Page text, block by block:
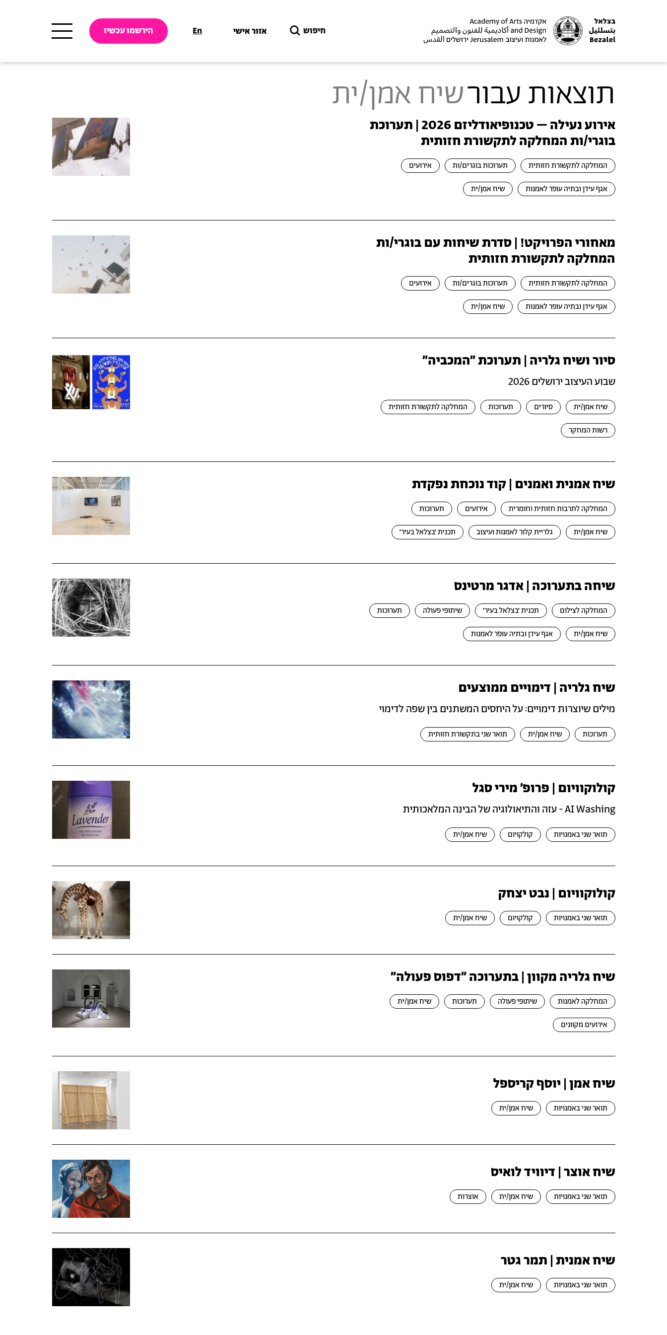
חיפוש אזור אישי En הירשמו עכשיו
תוצאות עבורשיח אמן/ית
אירוע נעילה – טכנופיאודליזם 2026 | תערוכת
בוגרי/ות המחלקה לתקשורת חזותית
המחלקה לתקשורת חזותית תערוכות בוגרים/ות אירועים
אגף עידן ובתיה עופר לאמנות שיח אמן/ית
מאחורי הפרויקט! | סדרת שיחות עם בוגרי/ות
המחלקה לתקשורת חזותית
המחלקה לתקשורת חזותית תערוכות בוגרים/ות אירועים
אגף עידן ובתיה עופר לאמנות שיח אמן/ית
סיור ושיח גלריה | תערוכת ״המכביה״
שבוע העיצוב ירושלים 2026
שיח אמן/ית סיורים תערוכות המחלקה לתקשורת חזותית
רשות המחקר
שיח אמנית ואמנים | קוד נוכחת נפקדת
המחלקה לתרבות חזותית וחומרית אירועים תערוכות
שיח אמן/ית גלריית קלור לאמנות ועיצוב תכנית ׳בצלאל בעיר׳
שיחה בתערוכה | אדגר מרטינס
המחלקה לצילום תכנית ׳בצלאל בעיר׳ שיתופי פעולה תערוכות
שיח אמן/ית אגף עידן ובתיה עופר לאמנות
שיח גלריה | דימויים ממוצעים
מילים שיוצרות דימויים: על היחסים המשתנים בין שפה לדימוי
תערוכות שיח אמן/ית תואר שני בתקשורת חזותית
קולוקוויום | פרופ׳ מירי סגל
AI Washing - עזה והתיאולוגיה של הבינה המלאכותית
תואר שני באמנויות קולקויום שיח אמן/ית
קולוקוויום | נבט יצחק
תואר שני באמנויות קולקויום שיח אמן/ית
שיח גלריה מקוון | בתערוכה "דפוס פעולה"
המחלקה לאמנות שיתופי פעולה תערוכות שיח אמן/ית
אירועים מקוונים
שיח אמן | יוסף קריספל
תואר שני באמנויות שיח אמן/ית
שיח אוצר | דיוויד לואיס
תואר שני באמנויות שיח אמן/ית אוצרות
שיח אמנית | תמר גטר
תואר שני באמנויות שיח אמן/ית